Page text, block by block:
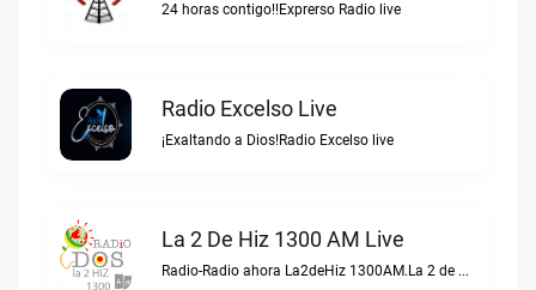
24 horas contigo!!Exprerso Radio live
Radio Excelso Live
¡Exaltando a Dios!Radio Excelso live
La 2 De Hiz 1300 AM Live
Radio-Radio ahora La2deHiz 1300AM.La 2 de Hiz 1300 AM live